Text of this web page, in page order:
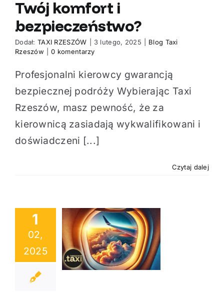
Twój komfort i
bezpieczeństwo?
Dodał:TAXI RZESZÓW 3 lutego, 2025
Blog Taxi
Rzeszów
0 komentarzy
Profesjonalni kierowcy gwarancją
bezpiecznej podróży Wybierając Taxi
Rzeszów, masz pewność, że za
kierownicą zasiadają wykwalifikowani i
doświadczeni [...]
Czytaj dalej
1
02,
2025
–
na transfer
Rzeszów